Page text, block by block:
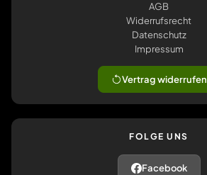
AGB
Widerrufsrecht
Datenschutz
Impressum
Vertrag widerrufen
FOLGE UNS
Facebook